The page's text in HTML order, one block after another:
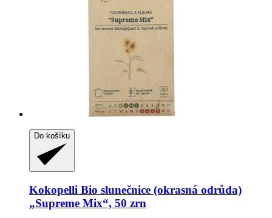
Do košíku
Kokopelli Bio slunečnice (okrasná odrůda)
„Supreme Mix“, 50 zrn